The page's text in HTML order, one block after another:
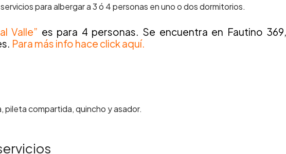
para albergar a 3 ó 4 personas en uno o dos dormitorios.
Valle” es para 4 personas. Se encuentra en Fautino 369,
Para más info hace click aquí.
pileta compartida, quincho y asador.